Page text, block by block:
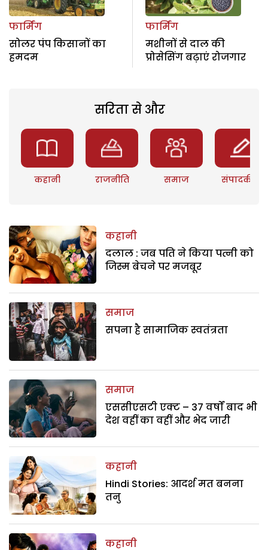
फार्मिंग
सोलर पंप किसानों का
हमदम
फार्मिंग
मशीनों से दाल की
प्रोसेसिंग बढ़ाएं रोजगार
सरिता से और
कहानी राजनीति समाज संपादकीय
कहानी
दलाल : जब पति ने किया पत्नी को
जिस्म बेचने पर मजबूर
समाज
सपना है सामाजिक स्वतंत्रता
समाज
एससीएसटी एक्ट – 37 वर्षों बाद भी
देश वहीं का वहीं और भेद जारी
कहानी
Hindi Stories: आदर्श मत बनना
तनु
कहानी